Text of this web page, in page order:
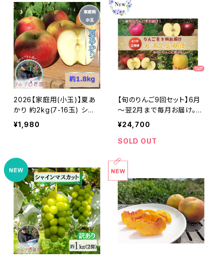
2026【家庭用(小玉)】夏あ
かり 約2kg(7-16玉) シー
ズン最初の夏りんご お試し
サイズ 希少品種 訳あり 8
¥1,980
【旬のりんご9回セット】6月
～翌2月まで毎月お届け。年
中りんごに困りません #NZ
D0B030
¥24,700
SOLD OUT